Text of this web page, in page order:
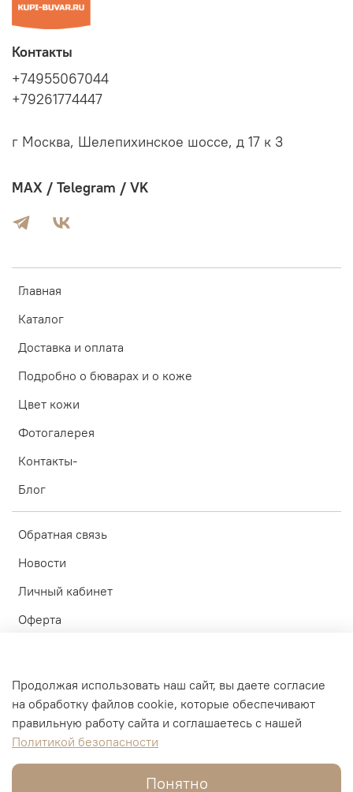
Главная
Каталог
Доставка и оплата
Подробно о бюварах и о коже
Цвет кожи
Фотогалерея
Контакты-
Блог
Обратная связь
Новости
Личный кабинет
Оферта
© ИП Блинков А.А. 2010-2026
Контакты
+74955067044
+79261774447
г Москва, Шелепихинское шоссе, д 17 к 3
MAX / Telegram / VK
Продолжая использовать наш сайт, вы даете согласие
на обработку файлов cookie, которые обеспечивают
правильную работу сайта и соглашаетесь с нашей
Политикой безопасности
Понятно